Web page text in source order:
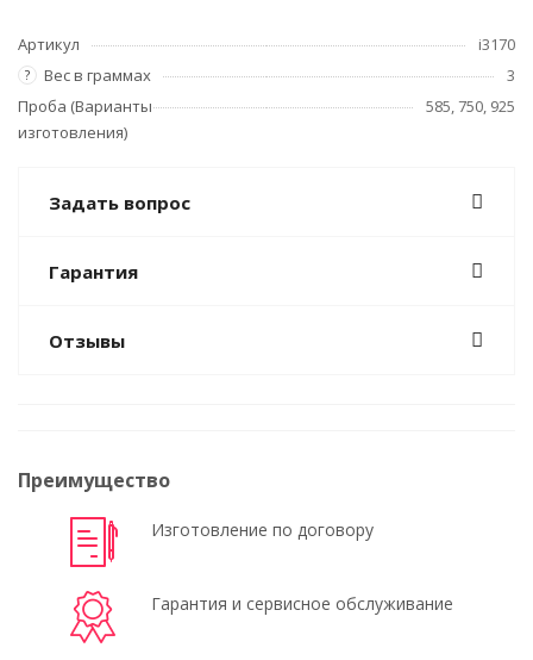
Артикул i3170
? Вес в граммах
3
Проба (Варианты
изготовления)
585, 750, 925
Задать вопрос
Гарантия
Отзывы
Преимущество
Изготовление по договору
Гарантия и сервисное обслуживание